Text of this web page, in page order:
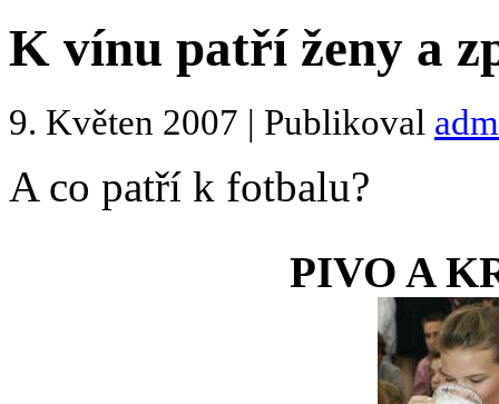
K vínu patří ženy a
9. Květen 2007 | Publikoval
A co patří k fotbalu?
PIVO A